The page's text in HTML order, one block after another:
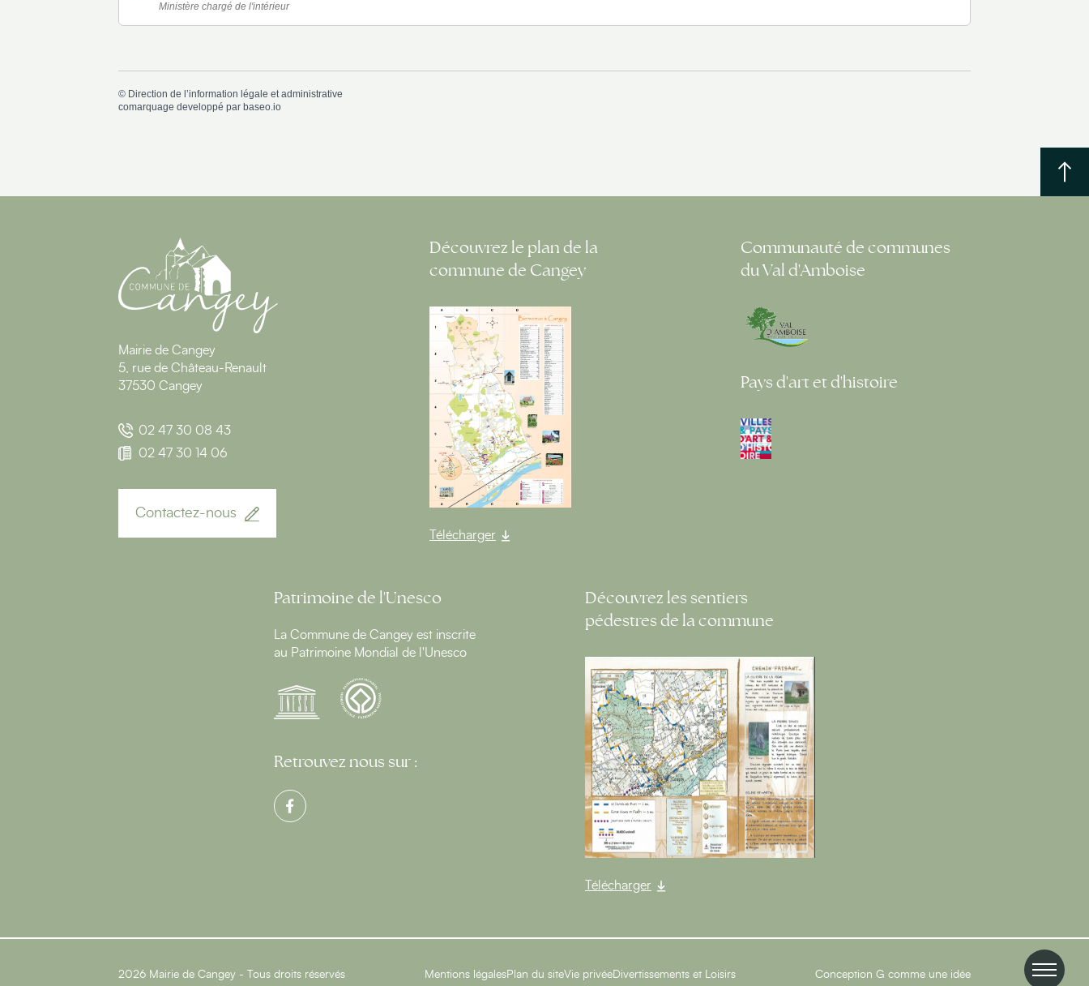
Ministère chargé de l'intérieur
© Direction de l’information légale et administrative
comarquage developpé par baseo.io
Mairie de Cangey
5, rue de Château-Renault
37530 Cangey
02 47 30 08 43
02 47 30 14 06
Contactez-nous
Découvrez le plan de la
commune de Cangey
Télécharger
Communauté de communes
du Val d'Amboise
Pays d'art et d'histoire
Patrimoine de l'Unesco
La Commune de Cangey est inscrite
au Patrimoine Mondial de l'Unesco
Retrouvez nous sur :
Découvrez les sentiers
pédestres de la commune
Télécharger
2026 Mairie de Cangey - Tous droits réservés Mentions légalesPlan du siteVie privéeDivertissements et Loisirs Conception G comme une idée